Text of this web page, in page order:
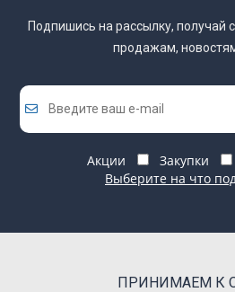
Подпишись на рассылку,
продажам,
Акции Закупки
Выберите на что
ПРИНИМАЕМ К